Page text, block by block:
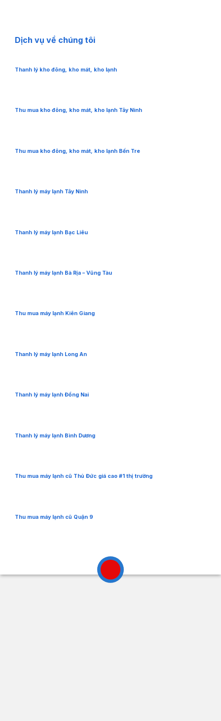
Dịch vụ về chúng tôi
Thanh lý kho đông, kho mát, kho lạnh
Thu mua kho đông, kho mát, kho lạnh Tây Ninh
Thu mua kho đông, kho mát, kho lạnh Bến Tre
Thanh lý máy lạnh Tây Ninh
Thanh lý máy lạnh Bạc Liêu
Thanh lý máy lạnh Bà Rịa – Vũng Tàu
Thu mua máy lạnh Kiên Giang
Thanh lý máy lạnh Long An
Thanh lý máy lạnh Đồng Nai
Thanh lý máy lạnh Bình Dương
Thu mua máy lạnh cũ Thủ Đức giá cao #1 thị trường
Thu mua máy lạnh cũ Quận 9